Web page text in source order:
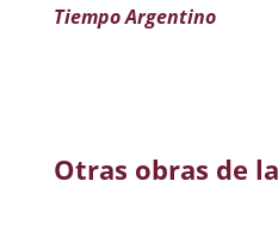
Tiempo Argentino
Otras obras de